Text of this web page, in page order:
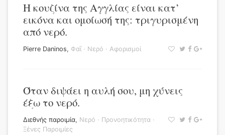
Η κουζίνα της Αγγλίας είναι κατ’
εικόνα και ομοίωσή της: τριγυρισμένη
από νερό.
Pierre Daninos, Φαΐ· Νερό · Αφορισμοί
Όταν διψάει η αυλή σου, μη χύνεις
έξω το νερό.
Διεθνής παροιμία, Νερό · Προνοητικότητα ·
Ξένες Παροιμίες